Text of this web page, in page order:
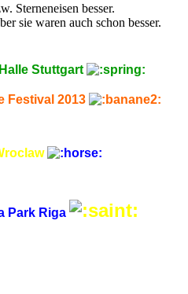
Sterneneisen besser.
sie waren auch schon besser.
Stuttgart
Festival 2013
Park Riga